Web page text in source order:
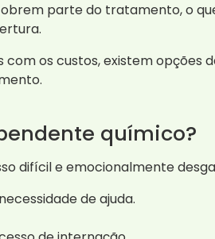
parte do tratamento, o
com os custos, existem
químico?
difícil e emocionalmente
de ajuda.